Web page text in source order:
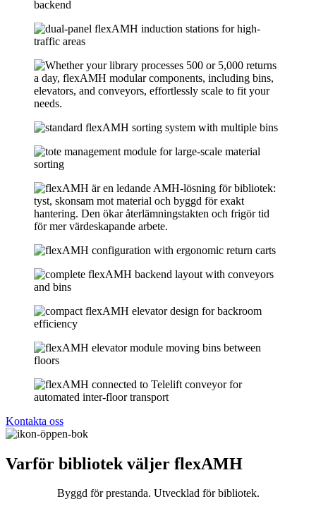
Kontakta oss
Varför bibliotek väljer flexAMH
Byggd för prestanda. Utvecklad för bibliotek.